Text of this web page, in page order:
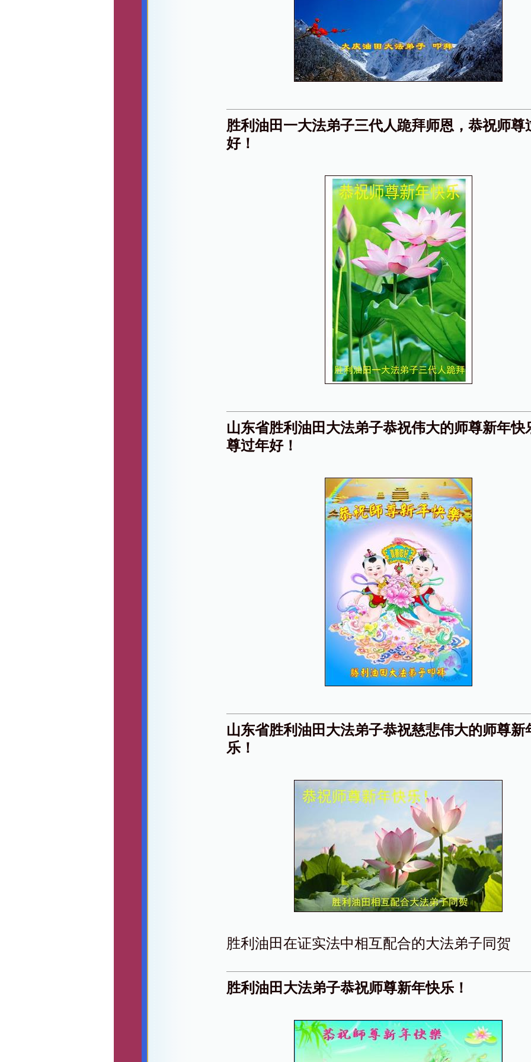
胜利油田一大法弟子三代人跪拜师恩，恭祝师尊
好！
山东省胜利油田大法弟子恭祝伟大的师尊新年快
尊过年好！
山东省胜利油田大法弟子恭祝慈悲伟大的师尊新
乐！
胜利油田在证实法中相互配合的大法弟子同贺
胜利油田大法弟子恭祝师尊新年快乐！